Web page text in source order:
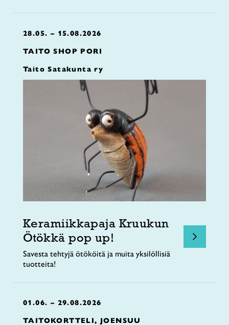
28.05. – 15.08.2026
TAITO SHOP PORI
Taito Satakunta ry
Keramiikkapaja Kruukun
Ötökkä pop up!
Savesta tehtyjä ötököitä ja muita yksilöllisiä
tuotteita!
01.06. – 29.08.2026
TAITOKORTTELI, JOENSUU